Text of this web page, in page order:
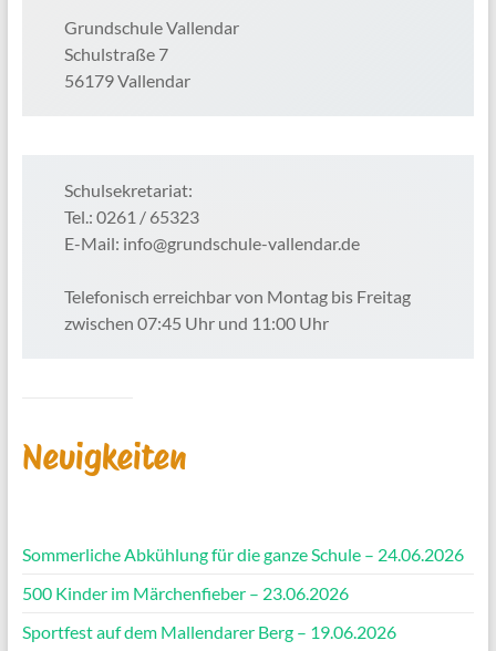
Grundschule Vallendar
Schulstraße 7
56179 Vallendar
Schulsekretariat:
Tel.: 0261 / 65323
E-Mail: info@grundschule-vallendar.de
Telefonisch erreichbar von Montag bis Freitag
zwischen 07:45 Uhr und 11:00 Uhr
Neuigkeiten
Sommerliche Abkühlung für die ganze Schule – 24.06.2026
500 Kinder im Märchenfieber – 23.06.2026
Sportfest auf dem Mallendarer Berg – 19.06.2026